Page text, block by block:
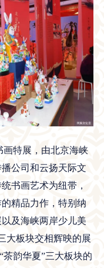
画特展，由北京海峡
公司和云扬天际文
书画艺术为纽带，
精品力作，特别纳
及海峡两岸少儿美
大板块交相辉映的展
茶韵华夏”三大板块的